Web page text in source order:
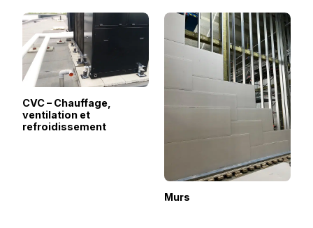
CVC – Chauffage,
ventilation et
refroidissement
Murs